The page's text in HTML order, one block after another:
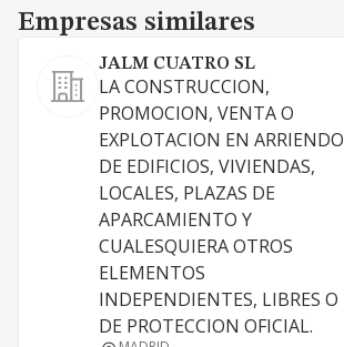
Empresas similares
Empresas similares
JALM CUATRO SL
LA CONSTRUCCION,
PROMOCION, VENTA O
EXPLOTACION EN ARRIENDO
DE EDIFICIOS, VIVIENDAS,
LOCALES, PLAZAS DE
APARCAMIENTO Y
CUALESQUIERA OTROS
ELEMENTOS
INDEPENDIENTES, LIBRES O
DE PROTECCION OFICIAL.